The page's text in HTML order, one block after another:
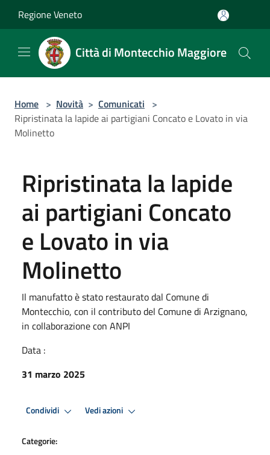
Regione Veneto
Città di Montecchio Maggiore
Home > Novità > Comunicati >
Ripristinata la lapide ai partigiani Concato e Lovato in via
Molinetto
Ripristinata la lapide
ai partigiani Concato
e Lovato in via
Molinetto
Il manufatto è stato restaurato dal Comune di
Montecchio, con il contributo del Comune di Arzignano,
in collaborazione con ANPI
Data :
31 marzo 2025
Condividi Vedi azioni
Categorie: